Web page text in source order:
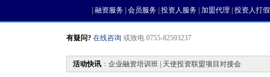
融资服务 会员服务 投资人服务 加盟代理 投资人打假
有疑问? 在线咨询 或致电 0755-82593237
活动快讯 ： 企业融资培训班 | 天使投资联盟项目对接会